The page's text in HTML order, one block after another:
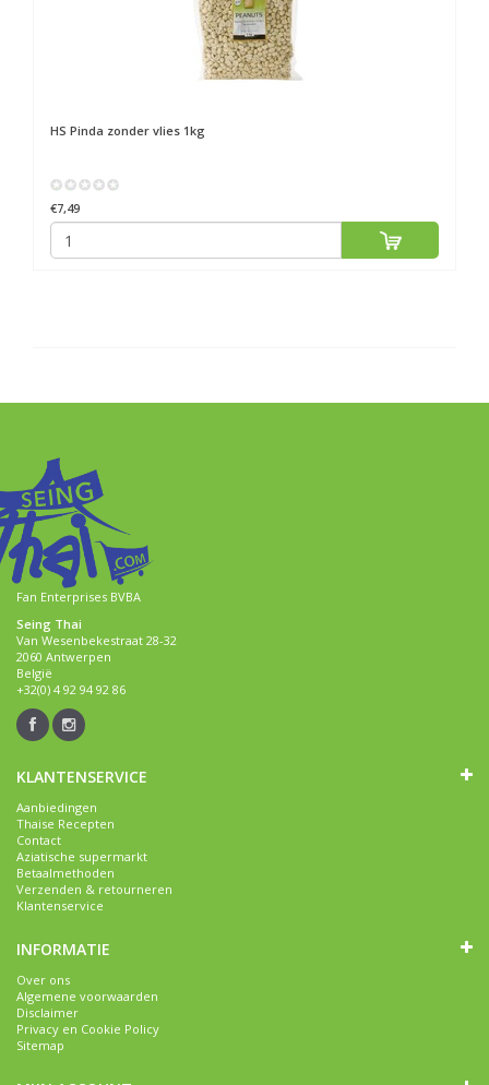
HS Pinda zonder vlies 1kg
€7,49
Fan Enterprises BVBA
Seing Thai
Van Wesenbekestraat 28-32
2060 Antwerpen
België
+32(0) 4 92 94 92 86
KLANTENSERVICE
Aanbiedingen
Thaise Recepten
Contact
Aziatische supermarkt
Betaalmethoden
Verzenden & retourneren
Klantenservice
INFORMATIE
Over ons
Algemene voorwaarden
Disclaimer
Privacy en Cookie Policy
Sitemap